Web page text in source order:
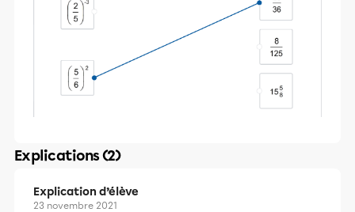
Explications (2)
Explication d’élève
23 novembre 2021